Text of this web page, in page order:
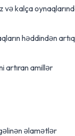
və kalça
həddindən artıq
artıran amillər
əlamətlər